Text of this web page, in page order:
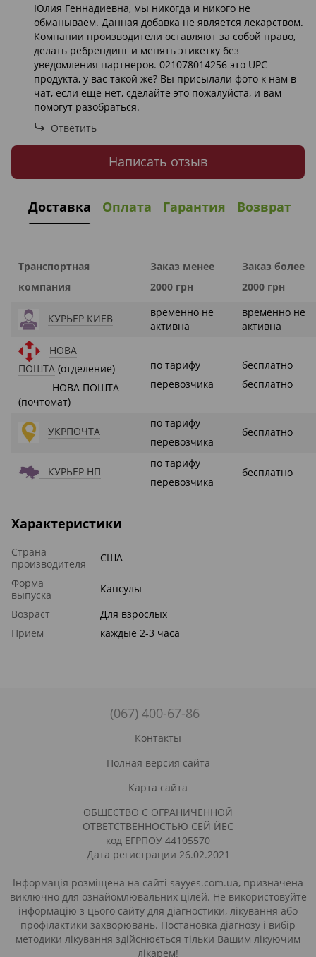
Юлия Геннадиевна, мы никогда и никого не
обманываем. Данная добавка не является лекарством.
Компании производители оставляют за собой право,
делать ребрендинг и менять этикетку без
уведомления партнеров. 021078014256 это UPC
продукта, у вас такой же? Вы присылали фото к нам в
чат, если еще нет, сделайте это пожалуйста, и вам
помогут разобраться.
Ответить
Написать отзыв
Доставка Оплата Гарантия Возврат
Транспортная
компания
Заказ менее
2000 грн
Заказ более
2000 грн
КУРЬЕР КИЕВ
временно не
активна
временно не
активна
НОВА
ПОШТА (отделение)
НОВА ПОШТА
(почтомат)
по тарифу
перевозчика
бесплатно
бесплатно
УКРПОЧТА
по тарифу
перевозчика
бесплатно
КУРЬЕР НП
по тарифу
перевозчика
бесплатно
Характеристики
Страна
производителя
США
Форма
выпуска
Капсулы
Возраст
Для взрослых
Прием
каждые 2-3 часа
(067) 400-67-86
Контакты
Полная версия сайта
Карта сайта
ОБЩЕСТВО С ОГРАНИЧЕННОЙ
ОТВЕТСТВЕННОСТЬЮ СЕЙ ЙЕС
код ЕГРПОУ 44105570
Дата регистрации 26.02.2021
Інформація розміщена на сайті sayyes.com.ua, призначена
виключно для ознайомлювальних цілей. Не використовуйте
інформацію з цього сайту для діагностики, лікування або
профілактики захворювань. Постановка діагнозу і вибір
методики лікування здійснюється тільки Вашим лікуючим
лікарем!